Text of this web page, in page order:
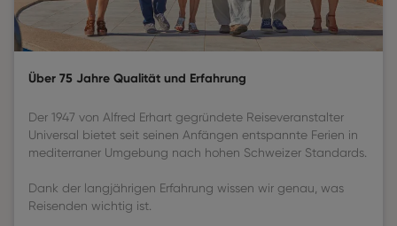
Über 75 Jahre Qualität und Erfahrung
Der 1947 von Alfred Erhart gegründete Reiseveranstalter
Universal bietet seit seinen Anfängen entspannte Ferien in
mediterraner Umgebung nach hohen Schweizer Standards.
Dank der langjährigen Erfahrung wissen wir genau, was
Reisenden wichtig ist.